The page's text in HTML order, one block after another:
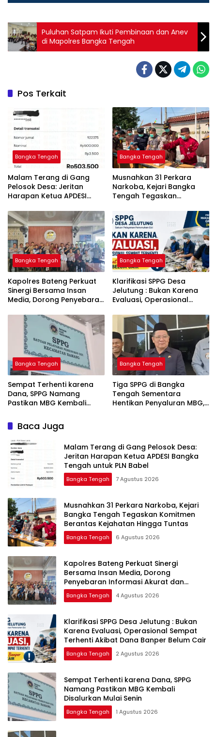
Puluhan Satpam Ikuti Pembinaan dan Anev
di Mapolres Bangka Tengah
Pos Terkait
Bangka Tengah
Malam Terang di Gang
Pelosok Desa: Jeritan
Harapan Ketua APDESI
Babel
Bangka Tengah
Musnahkan 31 Perkara
Narkoba, Kejari Bangka
Tengah Tegaskan
Kejahatan Hingga Tuntas
Bangka Tengah
‎Kapolres Bateng Perkuat
Sinergi Bersama Insan
Media, Dorong Penyebaran
Layanan Polri 110
Bangka Tengah
‎Klarifikasi SPPG Desa
Jelutung : Bukan Karena
Evaluasi, Operasional
Dana Banper Belum Cair
Bangka Tengah
‎Sempat Terhenti karena
Dana, SPPG Namang
Pastikan MBG Kembali
Bangka Tengah
‎Tiga SPPG di Bangka
Tengah Sementara
Hentikan Penyaluran MBG,
Baca Juga
Malam Terang di Gang Pelosok Desa:
Jeritan Harapan Ketua APDESI Bangka
Tengah untuk PLN Babel
Bangka Tengah 7 Agustus 2026
Musnahkan 31 Perkara Narkoba, Kejari
Bangka Tengah Tegaskan Komitmen
Berantas Kejahatan Hingga Tuntas
Bangka Tengah 6 Agustus 2026
‎Kapolres Bateng Perkuat Sinergi
Bersama Insan Media, Dorong
Penyebaran Informasi Akurat dan
Layanan Polri 110
Bangka Tengah 4 Agustus 2026
‎Klarifikasi SPPG Desa Jelutung : Bukan
Karena Evaluasi, Operasional Sempat
Terhenti Akibat Dana Banper Belum Cair
Bangka Tengah 2 Agustus 2026
‎Sempat Terhenti karena Dana, SPPG
Namang Pastikan MBG Kembali
Disalurkan Mulai Senin
Bangka Tengah 1 Agustus 2026